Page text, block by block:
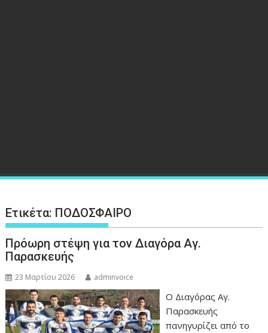
Ετικέτα: ΠΟΔΟΣΦΑΙΡΟ
Πρόωρη στέψη για τον Διαγόρα Αγ.
Παρασκευής
23 Μαρτίου 2026 adminvoice
Ο Διαγόρας Αγ.
Παρασκευής
πανηγυρίζει από το